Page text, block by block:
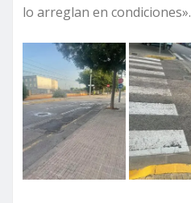
lo arreglan en condiciones».